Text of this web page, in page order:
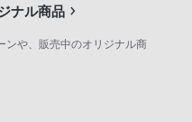
ナル商品
ンや、販売中のオリジナル商